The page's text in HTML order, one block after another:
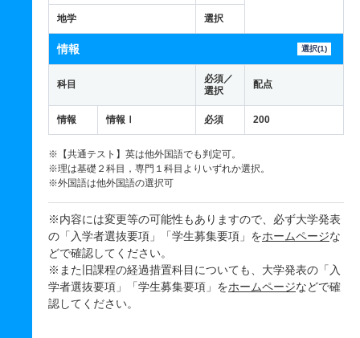
地学 選択
情報 選択(1)
科目
必須／
選択
配点
情報 情報Ⅰ 必須 200
※【共通テスト】英は他外国語でも判定可。
※理は基礎２科目，専門１科目よりいずれか選択。
※外国語は他外国語の選択可
※内容には変更等の可能性もありますので、必ず大学発表
の「入学者選抜要項」「学生募集要項」をホームページな
どで確認してください。
※また旧課程の経過措置科目についても、大学発表の「入
学者選抜要項」「学生募集要項」をホームページなどで確
認してください。